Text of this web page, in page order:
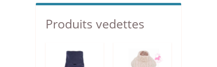
Produits vedettes